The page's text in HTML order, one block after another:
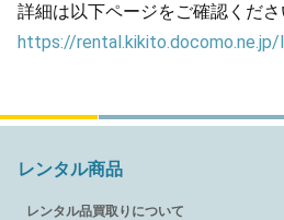
詳細は以下ページをご確認くださ
https://
レンタル商品
レンタル品買取りについて